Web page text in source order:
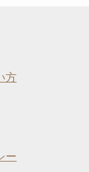
方
ー